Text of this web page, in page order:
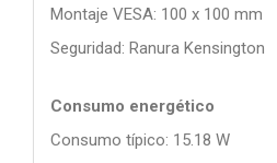
Montaje VESA: 100 x 100 mm
Seguridad: Ranura Kensington
Consumo energético
Consumo típico: 15.18 W